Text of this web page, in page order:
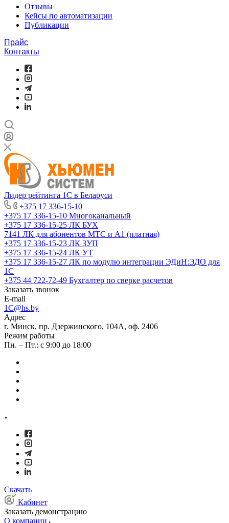
Отзывы
Кейсы по автоматизации
Публикации
Прайс
Контакты
Лидер рейтинга 1С в Беларуси
+375 17 336-15-10
+375 17 336-15-10 Многоканальный
+375 17 336-15-25 ЛК БУХ
7141 ЛК для абонентов МТС и А1 (платная)
+375 17 336-15-23 ЛК ЗУП
+375 17 336-15-24 ЛК УТ
+375 17 336-15-27 ЛК по модулю интеграции ЭДиН:ЭДО для
1С
+375 44 722-72-49 Бухгалтер по сверке расчетов
Заказать звонок
E-mail
1C@hs.by
Адрес
г. Минск, пр. Дзержинского, 104А, оф. 2406
Режим работы
Пн. – Пт.: с 9:00 до 18:00
Скачать
Кабинет
Заказать демонстрацию
О компании